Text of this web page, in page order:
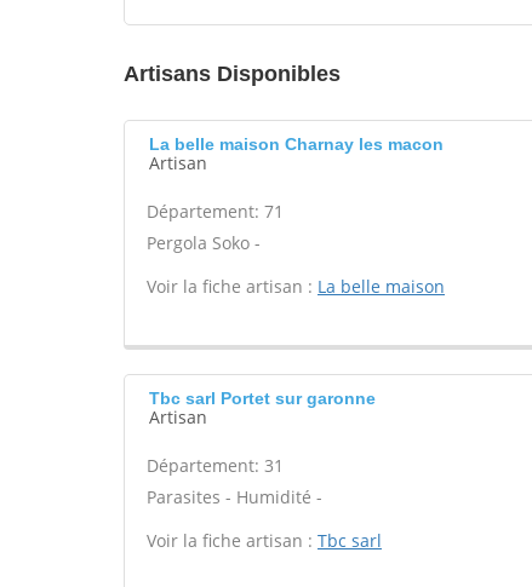
Artisans Disponibles
La belle maison Charnay les macon
Artisan
Département: 71
Pergola Soko -
Voir la fiche artisan : La belle maison
Tbc sarl Portet sur garonne
Artisan
Département: 31
Parasites - Humidité -
Voir la fiche artisan : Tbc sarl